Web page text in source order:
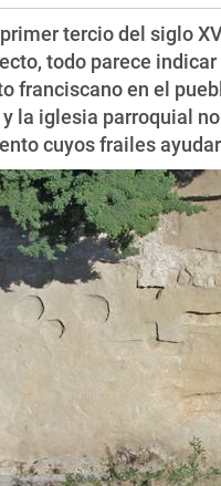
tercio del siglo
todo parece
franciscano en el
la iglesia parroquial
cuyos frailes